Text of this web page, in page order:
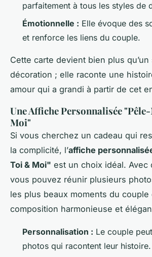
parfaitement à tous les styles de
Émotionnelle : Elle évoque des
et renforce les liens du couple.
Cette carte devient bien plus
décoration ; elle raconte une
amour qui a grandi à partir de cet
Une Affiche Personnalisée
Moi"
Si vous cherchez un cadeau qui
la complicité, l’affiche
Toi & Moi" est un choix idéal. Avec
vous pouvez réunir plusieurs
les plus beaux moments du couple
composition harmonieuse et
Personnalisation : Le couple
photos qui racontent leur histoire.